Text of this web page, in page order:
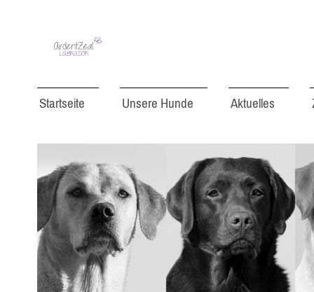
Startseite Unsere Hunde Aktuelles